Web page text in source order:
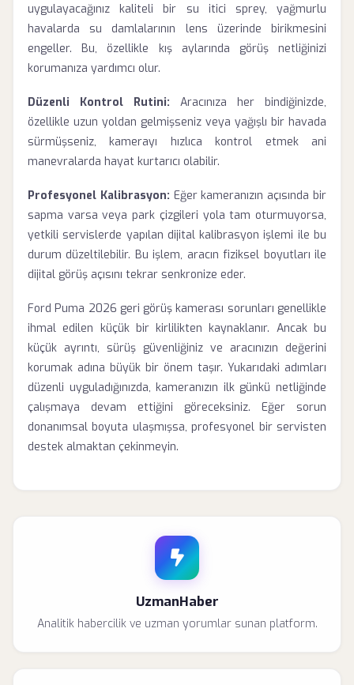
uygulayacağınız kaliteli bir su itici sprey, yağmurlu
havalarda su damlalarının lens üzerinde birikmesini
engeller. Bu, özellikle kış aylarında görüş netliğinizi
korumanıza yardımcı olur.
Düzenli Kontrol Rutini: Aracınıza her bindiğinizde,
özellikle uzun yoldan gelmişseniz veya yağışlı bir havada
sürmüşseniz, kamerayı hızlıca kontrol etmek ani
manevralarda hayat kurtarıcı olabilir.
Profesyonel Kalibrasyon: Eğer kameranızın açısında bir
sapma varsa veya park çizgileri yola tam oturmuyorsa,
yetkili servislerde yapılan dijital kalibrasyon işlemi ile bu
durum düzeltilebilir. Bu işlem, aracın fiziksel boyutları ile
dijital görüş açısını tekrar senkronize eder.
Ford Puma 2026 geri görüş kamerası sorunları genellikle
ihmal edilen küçük bir kirlilikten kaynaklanır. Ancak bu
küçük ayrıntı, sürüş güvenliğiniz ve aracınızın değerini
korumak adına büyük bir önem taşır. Yukarıdaki adımları
düzenli uyguladığınızda, kameranızın ilk günkü netliğinde
çalışmaya devam ettiğini göreceksiniz. Eğer sorun
donanımsal boyuta ulaşmışsa, profesyonel bir servisten
destek almaktan çekinmeyin.
UzmanHaber
Analitik habercilik ve uzman yorumlar sunan platform.